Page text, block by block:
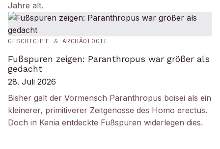
Jahre alt.
GESCHICHTE & ARCHÄOLOGIE
Fußspuren zeigen: Paranthropus war größer als
gedacht
28. Juli 2026
Bisher galt der Vormensch Paranthropus boisei als ein
kleinerer, primitiverer Zeitgenosse des Homo erectus.
Doch in Kenia entdeckte Fußspuren widerlegen dies.